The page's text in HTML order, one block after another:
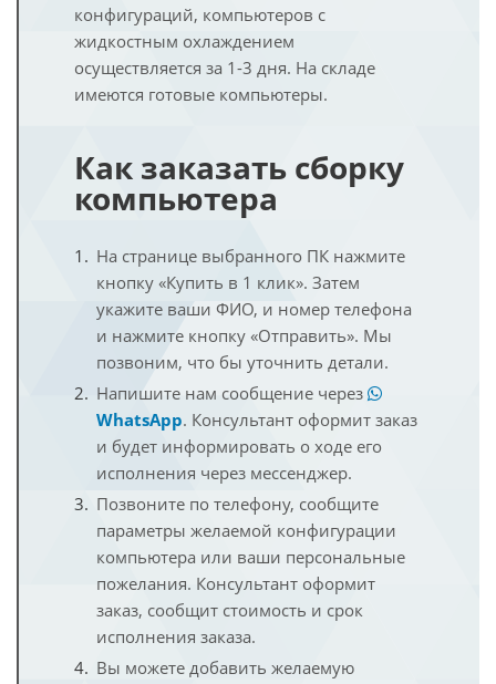
конфигураций, компьютеров с
жидкостным охлаждением
осуществляется за 1-3 дня. На складе
имеются готовые компьютеры.
Как заказать сборку
компьютера
На странице выбранного ПК нажмите
кнопку «Купить в 1 клик». Затем
укажите ваши ФИО, и номер телефона
и нажмите кнопку «Отправить». Мы
позвоним, что бы уточнить детали.
Напишите нам сообщение через
WhatsApp. Консультант оформит заказ
и будет информировать о ходе его
исполнения через мессенджер.
Позвоните по телефону, сообщите
параметры желаемой конфигурации
компьютера или ваши персональные
пожелания. Консультант оформит
заказ, сообщит стоимость и срок
исполнения заказа.
Вы можете добавить желаемую